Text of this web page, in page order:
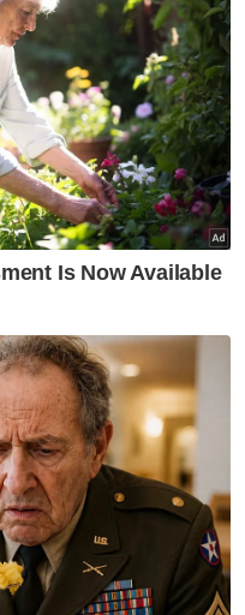
jalani
alat perentak
seimbang
semua kaum,
- PM
laporan